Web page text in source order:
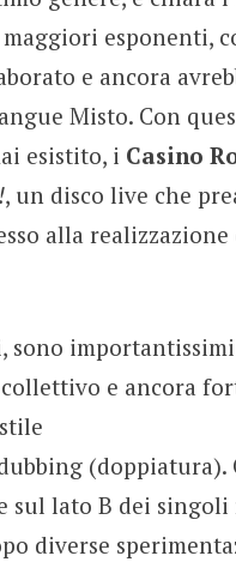
esponenti,
e ancora
Misto. Con
esistito, i Casino
, un disco live che
alla
e ancora
(doppiatura).
sul lato B dei singoli
diverse